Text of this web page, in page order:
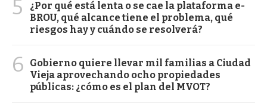
5
¿Por qué está lenta o se cae la plataforma e-
BROU, qué alcance tiene el problema, qué
riesgos hay y cuándo se resolverá?
6
Gobierno quiere llevar mil familias a Ciudad
Vieja aprovechando ocho propiedades
públicas: ¿cómo es el plan del MVOT?